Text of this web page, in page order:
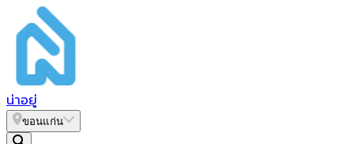
น่าอยู่
ขอนแก่น